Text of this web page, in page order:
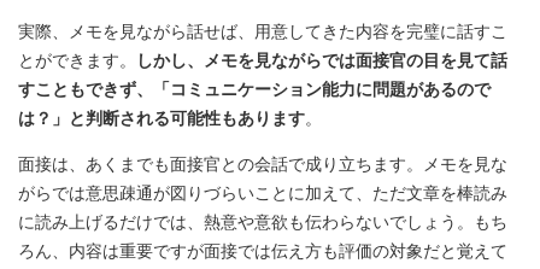
実際、メモを見ながら話せば、用意してきた内容を完璧に話すこ
とができます。
しかし、メモを見ながらでは面接官の目を見て話
すこともできず、「コミュニケーション能力に問題があるので
は？」と判断される可能性もあります。
面接は、あくまでも面接官との会話で成り立ちます。メモを見な
がらでは意思疎通が図りづらいことに加えて、ただ文章を棒読み
に読み上げるだけでは、熱意や意欲も伝わらないでしょう。もち
ろん、内容は重要ですが面接では伝え方も評価の対象だと覚えて